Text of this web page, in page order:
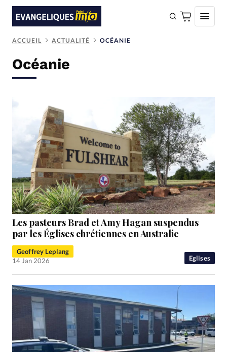
Faire un don
Bible
Toute l'actualité
Se connecter
Devise:CHF
RUBRIQUES
Toute l'actualité
Eglises
Histoire
Liberté religieuse
Société
ACCUEIL ACTUALITÉ OCÉANIE
Océanie
Eglises
Les pasteurs Brad et Amy Hagan suspendus
par les Églises chrétiennes en Australie
Geoffrey Leplang
14 Jan 2026